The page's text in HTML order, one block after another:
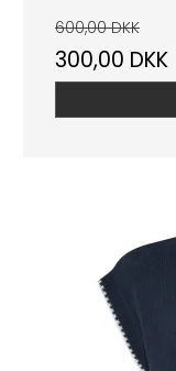
600,00 DKK
300,00 DKK